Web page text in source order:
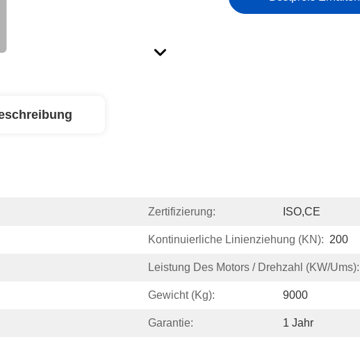
Zertifizierung: ISO,CE
Kontinuierliche Linienziehung (kN): 200
Leistung Des Motors / Drehzahl (kW/Ums):
Gewicht (kg): 9000
Garantie: 1 Jahr